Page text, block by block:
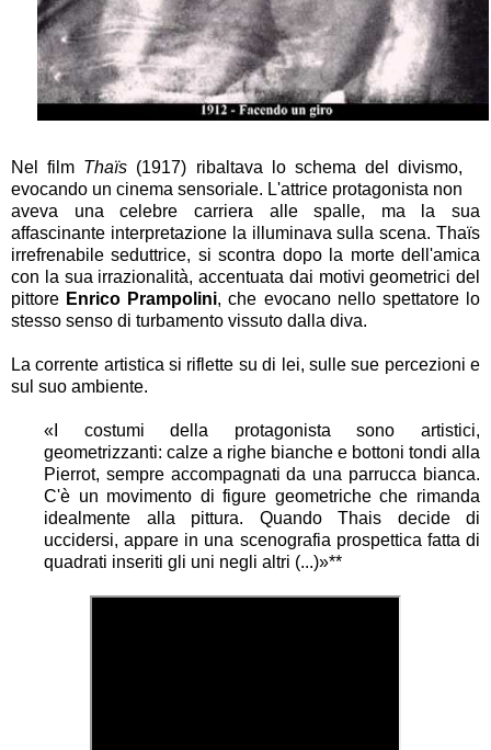
Nel film Thaïs (1917) ribaltava lo schema del divismo,
evocando un cinema sensoriale. L'attrice protagonista non
aveva una celebre carriera alle spalle, ma la sua
affascinante interpretazione la illuminava sulla scena. Thaïs
irrefrenabile seduttrice, si scontra dopo la morte dell'amica
con la sua irrazionalità, accentuata dai motivi geometrici del
pittore Enrico Prampolini, che evocano nello spettatore lo
stesso senso di turbamento vissuto dalla diva.
La corrente artistica si riflette su di lei, sulle sue percezioni e
sul suo ambiente.
«I costumi della protagonista sono artistici,
geometrizzanti: calze a righe bianche e bottoni tondi alla
Pierrot, sempre accompagnati da una parrucca bianca.
C'è un movimento di figure geometriche che rimanda
idealmente alla pittura. Quando Thais decide di
uccidersi, appare in una scenografia prospettica fatta di
quadrati inseriti gli uni negli altri (...)»**